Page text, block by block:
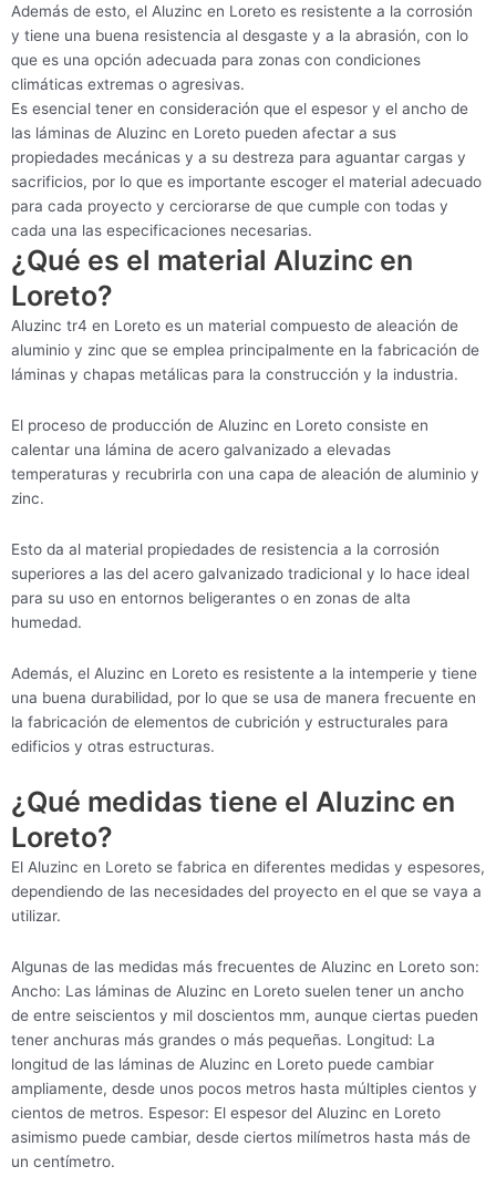
Además de esto, el Aluzinc en Loreto es resistente a la corrosión
y tiene una buena resistencia al desgaste y a la abrasión, con lo
que es una opción adecuada para zonas con condiciones
climáticas extremas o agresivas.
Es esencial tener en consideración que el espesor y el ancho de
las láminas de Aluzinc en Loreto pueden afectar a sus
propiedades mecánicas y a su destreza para aguantar cargas y
sacrificios, por lo que es importante escoger el material adecuado
para cada proyecto y cerciorarse de que cumple con todas y
cada una las especificaciones necesarias.
¿Qué es el material Aluzinc en
Loreto?
Aluzinc tr4 en Loreto es un material compuesto de aleación de
aluminio y zinc que se emplea principalmente en la fabricación de
láminas y chapas metálicas para la construcción y la industria.
El proceso de producción de Aluzinc en Loreto consiste en
calentar una lámina de acero galvanizado a elevadas
temperaturas y recubrirla con una capa de aleación de aluminio y
zinc.
Esto da al material propiedades de resistencia a la corrosión
superiores a las del acero galvanizado tradicional y lo hace ideal
para su uso en entornos beligerantes o en zonas de alta
humedad.
Además, el Aluzinc en Loreto es resistente a la intemperie y tiene
una buena durabilidad, por lo que se usa de manera frecuente en
la fabricación de elementos de cubrición y estructurales para
edificios y otras estructuras.
¿Qué medidas tiene el Aluzinc en
Loreto?
El Aluzinc en Loreto se fabrica en diferentes medidas y espesores,
dependiendo de las necesidades del proyecto en el que se vaya a
utilizar.
Algunas de las medidas más frecuentes de Aluzinc en Loreto son:
Ancho: Las láminas de Aluzinc en Loreto suelen tener un ancho
de entre seiscientos y mil doscientos mm, aunque ciertas pueden
tener anchuras más grandes o más pequeñas. Longitud: La
longitud de las láminas de Aluzinc en Loreto puede cambiar
ampliamente, desde unos pocos metros hasta múltiples cientos y
cientos de metros. Espesor: El espesor del Aluzinc en Loreto
asimismo puede cambiar, desde ciertos milímetros hasta más de
un centímetro.